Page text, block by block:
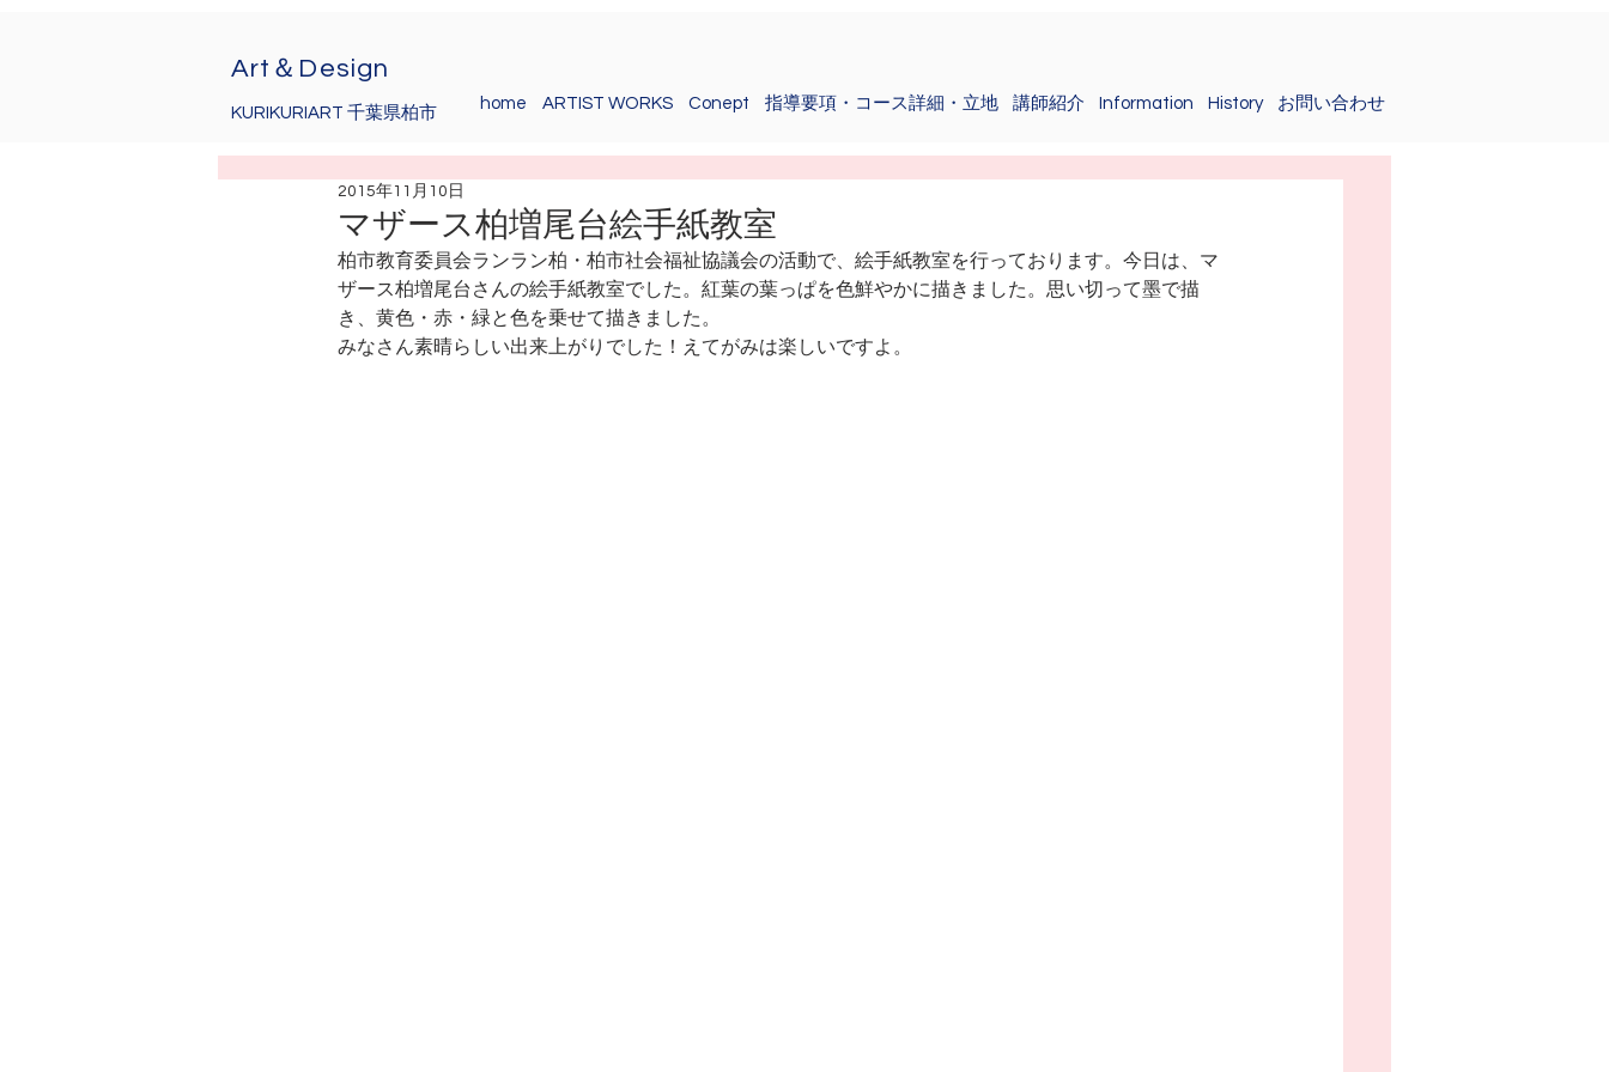
Art＆Design
KURIKURIART 千葉県柏市
home ARTIST WORKS Conept 指導要項・コース詳細・立地 講師紹介 Information History お問い合わせ
マザース柏増尾台絵手紙教室
2015年11月10日
柏市教育委員会ランラン柏・柏市社会福祉協議会の活動で、絵手紙教室を行っております。今日は、マ
ザース柏増尾台さんの絵手紙教室でした。紅葉の葉っぱを色鮮やかに描きました。思い切って墨で描
き、黄色・赤・緑と色を乗せて描きました。
みなさん素晴らしい出来上がりでした！えてがみは楽しいですよ。